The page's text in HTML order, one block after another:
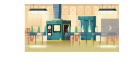
Comment Lymo fait
face au coronavirus